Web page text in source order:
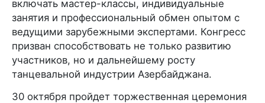
включать мастер-классы, индивидуальные
занятия и профессиональный обмен опытом с
ведущими зарубежными экспертами. Конгресс
призван способствовать не только развитию
участников, но и дальнейшему росту
танцевальной индустрии Азербайджана.
30 октября пройдет торжественная церемония